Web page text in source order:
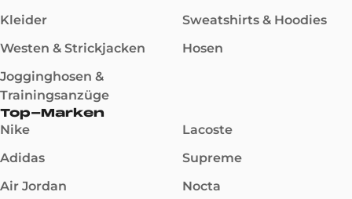
Kleider
Westen & Strickjacken
Jogginghosen &
Trainingsanzüge
Sweatshirts & Hoodies
Hosen
Top-Marken
Nike
Adidas
Air Jordan
Lacoste
Supreme
Nocta